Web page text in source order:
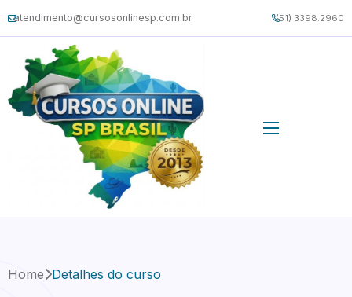
atendimento@cursosonlinesp.com.br (51) 3398.2960
Home Detalhes do curso